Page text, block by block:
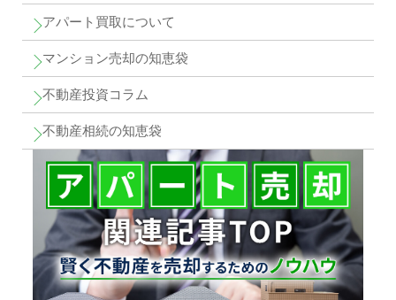
アパート買取について
マンション売却の知恵袋
不動産投資コラム
不動産相続の知恵袋